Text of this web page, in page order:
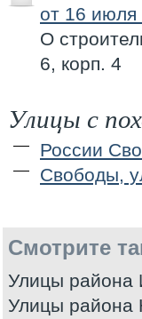
от 16 июля
О
6, корп. 4
Улицы с
России
Свободы,
Смотрите
Улицы района
Улицы района